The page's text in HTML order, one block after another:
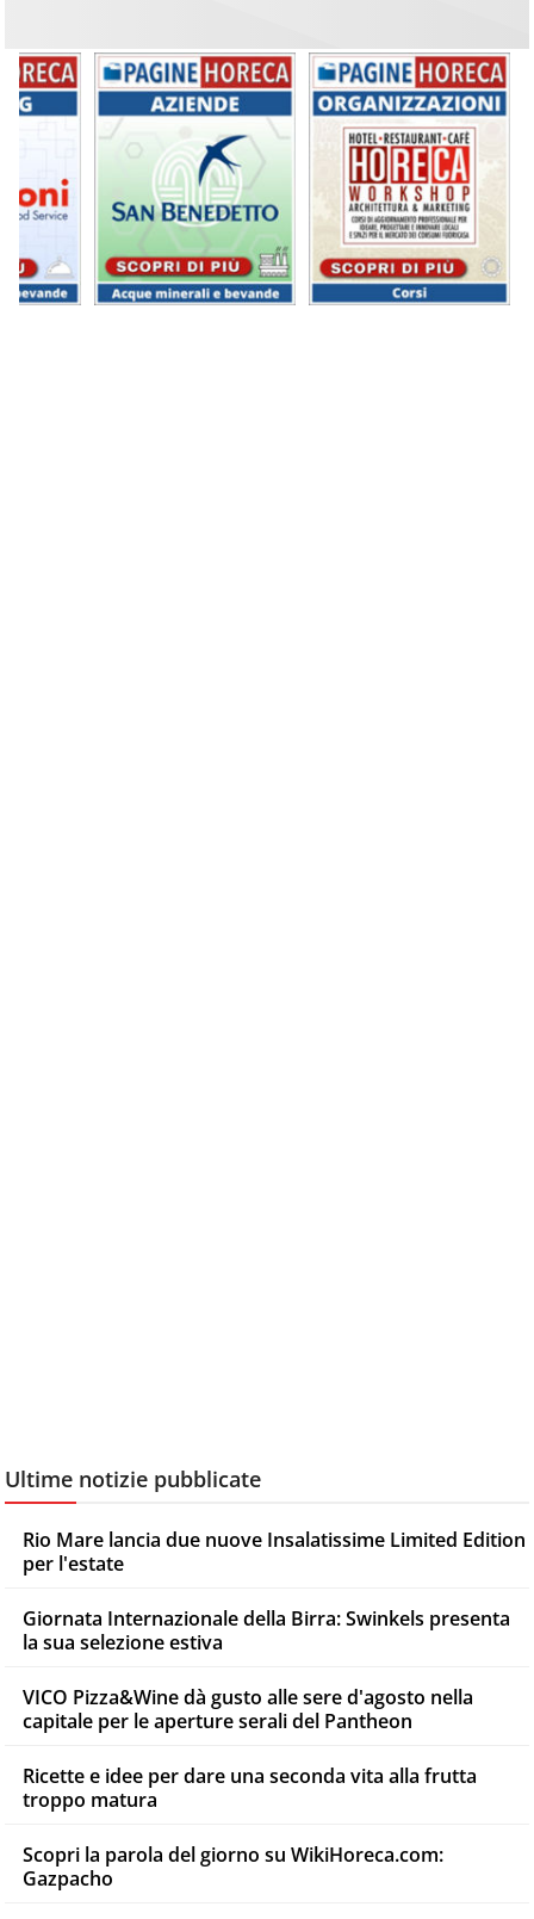
Ultime notizie pubblicate
Rio Mare lancia due nuove Insalatissime Limited Edition
per l'estate
Giornata Internazionale della Birra: Swinkels presenta
la sua selezione estiva
VICO Pizza&Wine dà gusto alle sere d'agosto nella
capitale per le aperture serali del Pantheon
Ricette e idee per dare una seconda vita alla frutta
troppo matura
Scopri la parola del giorno su WikiHoreca.com:
Gazpacho